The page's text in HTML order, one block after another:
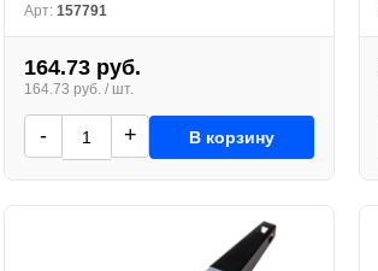
Арт: 157791
164.73 руб.
164.73 руб. / шт.
- + В корзину